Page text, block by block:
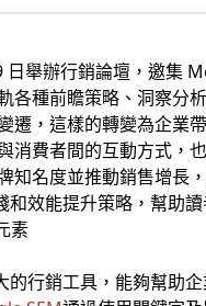
舉辦行銷論壇，邀集
各種前瞻策略、洞察分
遷，這樣的轉變為企業
消費者間的互動方式，
知名度並推動銷售增長
和效能提升策略，幫助
素
的行銷工具，能夠幫助